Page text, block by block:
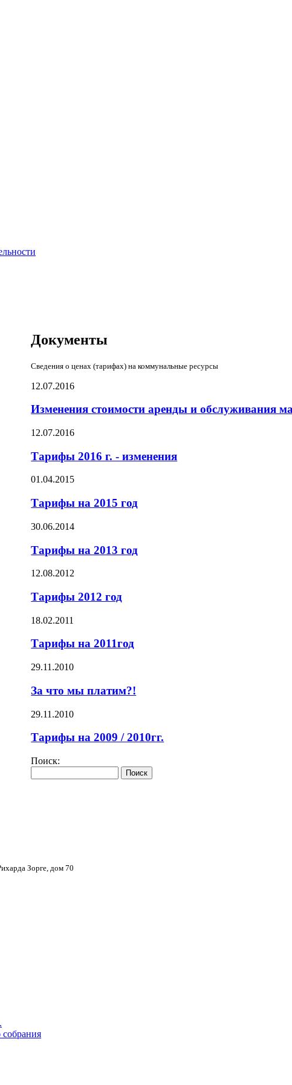
Документы
Сведения о ценах (тарифах) на коммунальные ресурсы
12.07.2016
Изменения стоимости аренды и обслуживания
12.07.2016
Тарифы 2016 г. - изменения
01.04.2015
Тарифы на 2015 год
30.06.2014
Тарифы на 2013 год
12.08.2012
Тарифы 2012 год
18.02.2011
Тарифы на 2011год
29.11.2010
За что мы платим?!
29.11.2010
Тарифы на 2009 / 2010гг.
Поиск:
Зорге, дом 70